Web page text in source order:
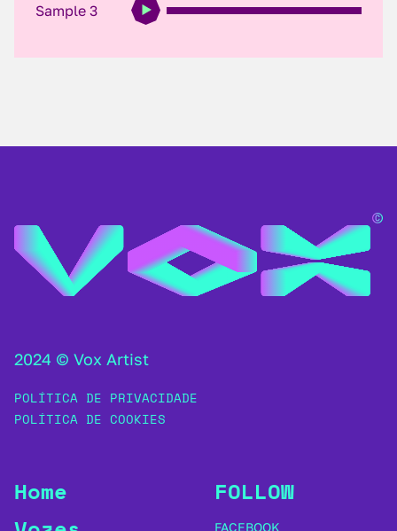
Sample 3
2024 © Vox Artist
POLÍTICA DE PRIVACIDADE
POLÍTICA DE COOKIES
Home
FOLLOW
FACEBOOK